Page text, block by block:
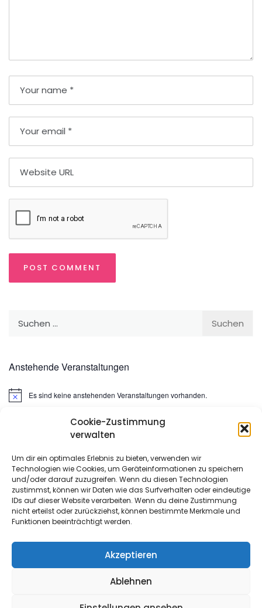
Cookie-Zustimmung
verwalten
Um dir ein optimales Erlebnis zu bieten, verwenden wir
Technologien wie Cookies, um Geräteinformationen zu speichern
und/oder darauf zuzugreifen. Wenn du diesen Technologien
zustimmst, können wir Daten wie das Surfverhalten oder eindeutige
IDs auf dieser Website verarbeiten. Wenn du deine Zustimmung
nicht erteilst oder zurückziehst, können bestimmte Merkmale und
Funktionen beeinträchtigt werden.
Akzeptieren
Ablehnen
Anstehende Veranstaltungen
HinweisEs sind keine anstehenden Veranstaltungen vorhanden.
META
Anmelden
Eintrags-Feed
Kommentar-Feed
WordPress.org